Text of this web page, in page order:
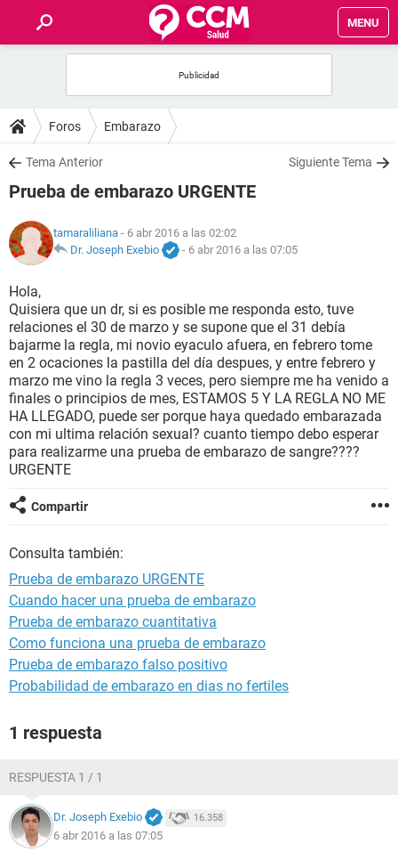
MENU
FOROS
SALUD
NUTRICIÓN
BIENESTAR
SEXUALIDAD
GLOSARIO
Foros Embarazo
Tema Anterior Siguiente Tema
Prueba de embarazo URGENTE
tamaraliliana - 6 abr 2016 a las 02:02
Dr. Joseph Exebio
- 6 abr 2016 a las 07:05
Hola,
Quisiera que un dr, si es posible me responda esto, tuve
relaciones el 30 de marzo y se supone que el 31 debía
bajarme la regla, mi novio eyaculo afuera, en febrero tome
en 2 ocaciones la pastilla del día despues, y entre febrero y
marzo me vino la regla 3 veces, pero siempre me ha venido a
finales o principios de mes, ESTAMOS 5 Y LA REGLA NO ME
HA LLEGADO, puede ser porque haya quedado embarazada
con mi ultima relación sexual? cuanto tiempo debo esperar
para realizarme una prueba de embarazo de sangre????
URGENTE
Compartir
Consulta también:
Prueba de embarazo URGENTE
Cuando hacer una prueba de embarazo
Prueba de embarazo cuantitativa
Como funciona una prueba de embarazo
Prueba de embarazo falso positivo
Probabilidad de embarazo en dias no fertiles
1 respuesta
RESPUESTA 1 / 1
Dr. Joseph Exebio 16.358
6 abr 2016 a las 07:05